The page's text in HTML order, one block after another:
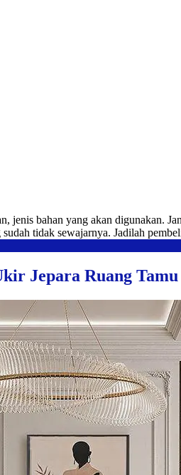
jenis bahan yang akan digunakan.
tidak sewajarnya. Jadilah
Jepara Ruang Tamu